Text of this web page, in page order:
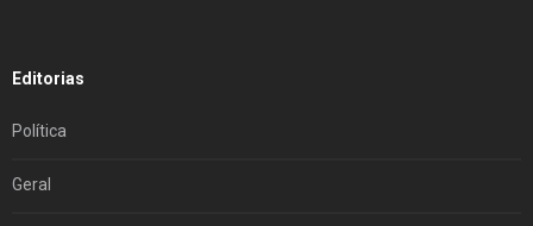
Editorias
Política
Geral